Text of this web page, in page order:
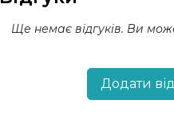
Ще немає відгуків. Ви
Додати